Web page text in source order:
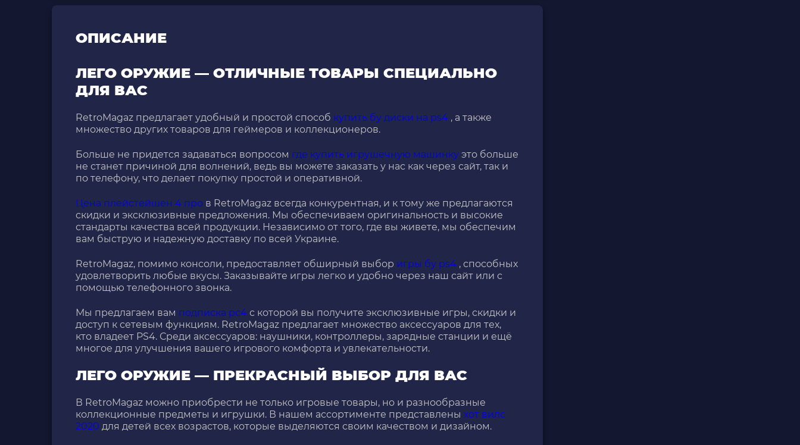
ОПИСАНИЕ
ЛЕГО ОРУЖИЕ — ОТЛИЧНЫЕ ТОВАРЫ СПЕЦИАЛЬНО
ДЛЯ ВАС
RetroMagaz предлагает удобный и простой способ купить бу диски на ps4 , а также
множество других товаров для геймеров и коллекционеров.
Больше не придется задаваться вопросом где купить игрушечную машинку это больше
не станет причиной для волнений, ведь вы можете заказать у нас как через сайт, так и
по телефону, что делает покупку простой и оперативной.
Цена плейстейшен 4 про в RetroMagaz всегда конкурентная, и к тому же предлагаются
скидки и эксклюзивные предложения. Мы обеспечиваем оригинальность и высокие
стандарты качества всей продукции. Независимо от того, где вы живете, мы обеспечим
вам быструю и надежную доставку по всей Украине.
RetroMagaz, помимо консоли, предоставляет обширный выбор игры бу ps4 , способных
удовлетворить любые вкусы. Заказывайте игры легко и удобно через наш сайт или с
помощью телефонного звонка.
Мы предлагаем вам подписка рс4 с которой вы получите эксклюзивные игры, скидки и
доступ к сетевым функциям. RetroMagaz предлагает множество аксессуаров для тех,
кто владеет PS4. Среди аксессуаров: наушники, контроллеры, зарядные станции и ещё
многое для улучшения вашего игрового комфорта и увлекательности.
ЛЕГО ОРУЖИЕ — ПРЕКРАСНЫЙ ВЫБОР ДЛЯ ВАС
В RetroMagaz можно приобрести не только игровые товары, но и разнообразные
коллекционные предметы и игрушки. В нашем ассортименте представлены хот вилс
2020 для детей всех возрастов, которые выделяются своим качеством и дизайном.